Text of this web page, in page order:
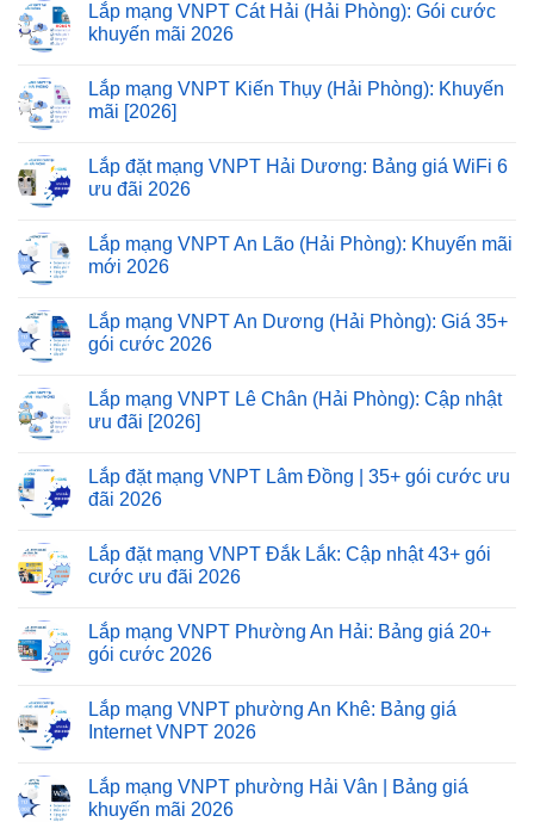
Lắp mạng VNPT Cát Hải (Hải Phòng): Gói cước
khuyến mãi 2026
Lắp mạng VNPT Kiến Thụy (Hải Phòng): Khuyến
mãi [2026]
Lắp đặt mạng VNPT Hải Dương: Bảng giá WiFi 6
ưu đãi 2026
Lắp mạng VNPT An Lão (Hải Phòng): Khuyến mãi
mới 2026
Lắp mạng VNPT An Dương (Hải Phòng): Giá 35+
gói cước 2026
Lắp mạng VNPT Lê Chân (Hải Phòng): Cập nhật
ưu đãi [2026]
Lắp đặt mạng VNPT Lâm Đồng | 35+ gói cước ưu
đãi 2026
Lắp đặt mạng VNPT Đắk Lắk: Cập nhật 43+ gói
cước ưu đãi 2026
Lắp mạng VNPT Phường An Hải: Bảng giá 20+
gói cước 2026
Lắp mạng VNPT phường An Khê: Bảng giá
Internet VNPT 2026
Lắp mạng VNPT phường Hải Vân | Bảng giá
khuyến mãi 2026